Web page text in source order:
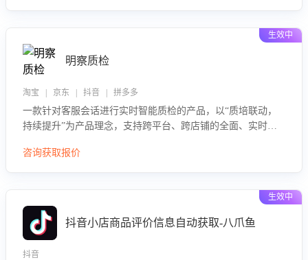
生效中
明察质检
淘宝 | 京东 | 抖音 | 拼多多
一款针对客服会话进行实时智能质检的产品，以“质培联动，
持续提升”为产品理念，支持跨平台、跨店铺的全面、实时、
队的销服能力。
咨询获取报价
生效中
抖音小店商品评价信息自动获取-八爪鱼
抖音